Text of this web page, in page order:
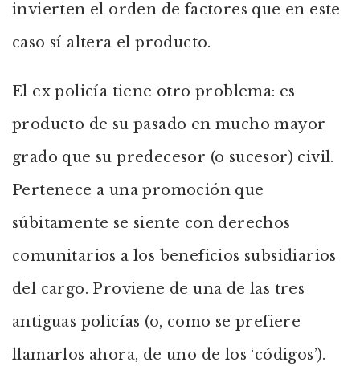
invierten el orden de factores que en este
caso sí altera el producto.
El ex policía tiene otro problema: es
producto de su pasado en mucho mayor
grado que su predecesor (o sucesor) civil.
Pertenece a una promoción que
súbitamente se siente con derechos
comunitarios a los beneficios subsidiarios
del cargo. Proviene de una de las tres
antiguas policías (o, como se prefiere
llamarlos ahora, de uno de los ‘códigos’).